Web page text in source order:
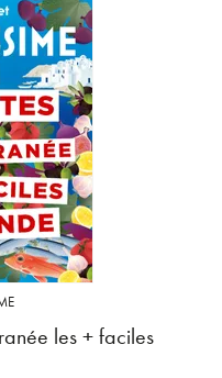
les + faciles